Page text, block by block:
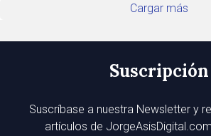
Cargar más
Suscripción
Suscríbase a nuestra Newsletter y
artículos de